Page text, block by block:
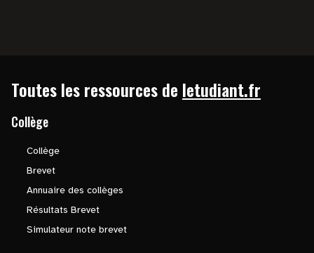
Toutes les ressources de letudiant.fr
Collège
Collège
Brevet
Annuaire des collèges
Résultats Brevet
Simulateur note brevet